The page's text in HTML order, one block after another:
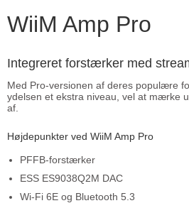
WiiM Amp Pro
Integreret forstærker med
Med Pro-versionen af deres populære
ydelsen et ekstra niveau, vel at mærke
af.
Højdepunkter ved WiiM Amp Pro
PFFB-forstærker
ESS ES9038Q2M DAC
Wi-Fi 6E og Bluetooth 5.3